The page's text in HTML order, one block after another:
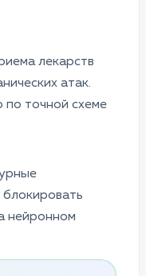
лекарств
атак.
по точной схеме
нейронном